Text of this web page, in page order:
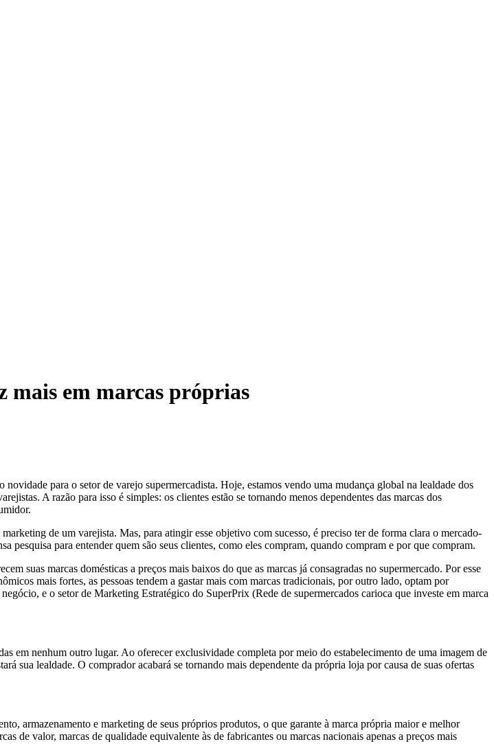
mais em marcas próprias
para o setor de varejo supermercadista. Hoje, estamos vendo uma mudança global na lealdade dos
A razão para isso é simples: os clientes estão se tornando menos dependentes das marcas dos
de um varejista. Mas, para atingir esse objetivo com sucesso, é preciso ter de forma clara o mercado-
pesquisa para entender quem são seus clientes, como eles compram, quando compram e por que compram.
suas marcas domésticas a preços mais baixos do que as marcas já consagradas no supermercado. Por esse
mais fortes, as pessoas tendem a gastar mais com marcas tradicionais, por outro lado, optam por
e o setor de Marketing Estratégico do SuperPrix (Rede de supermercados carioca que investe em marca
em nenhum outro lugar. Ao oferecer exclusividade completa por meio do estabelecimento de uma imagem de
sua lealdade. O comprador acabará se tornando mais dependente da própria loja por causa de suas ofertas
armazenamento e marketing de seus próprios produtos, o que garante à marca própria maior e melhor
de valor, marcas de qualidade equivalente às de fabricantes ou marcas nacionais apenas a preços mais